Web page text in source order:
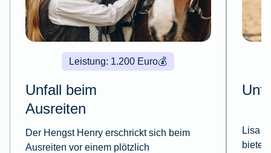
💰
Leistung: 1.200 Euro
Unfall beim
Ausreiten
Der Hengst Henry erschrickt sich beim
Ausreiten vor einem plötzlich
Lisa
bietet